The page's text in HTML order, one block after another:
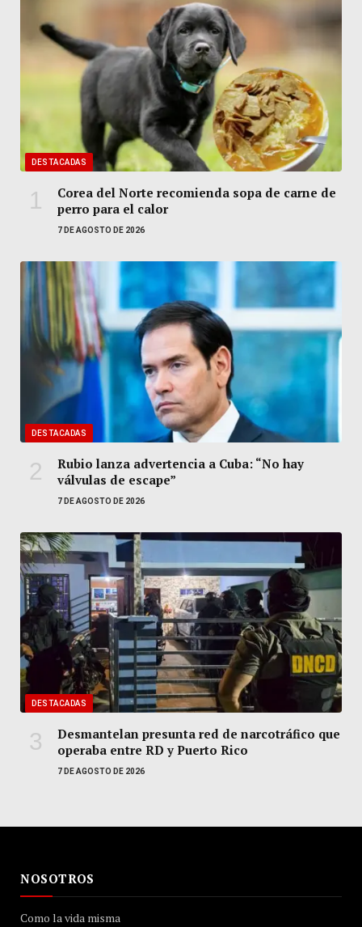
DESTACADAS
Corea del Norte recomienda sopa de carne de
perro para el calor
7 DE AGOSTO DE 2026
DESTACADAS
Rubio lanza advertencia a Cuba: “No hay
válvulas de escape”
7 DE AGOSTO DE 2026
DESTACADAS
Desmantelan presunta red de narcotráfico que
operaba entre RD y Puerto Rico
7 DE AGOSTO DE 2026
NOSOTROS
Como la vida misma